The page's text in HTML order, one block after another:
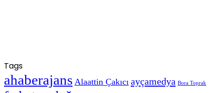
Tags
ahaberajans Alaattin Çakıcı ayçamedya Bora Toprak